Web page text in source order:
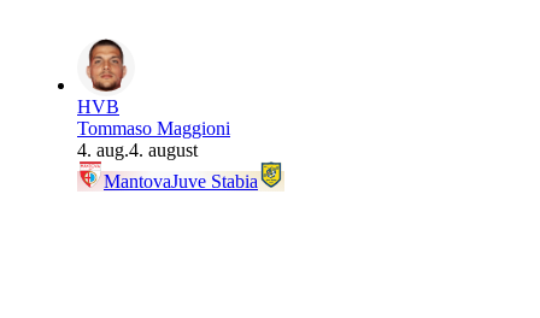
HVB
Tommaso Maggioni
4. aug.4. august
MantovaJuve Stabia